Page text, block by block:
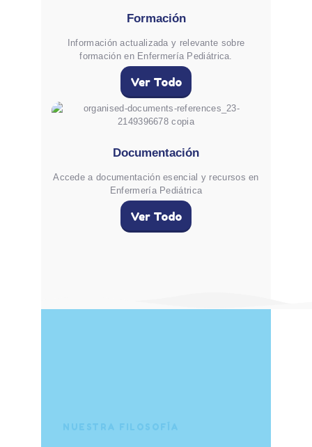
Formación
Información actualizada y relevante sobre
formación en Enfermería Pediátrica.
Ver Todo
Documentación
Accede a documentación esencial y recursos en
Enfermería Pediátrica
Ver Todo
NUESTRA FILOSOFÍA